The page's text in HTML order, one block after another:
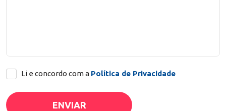
Li e concordo com a Política de Privacidade